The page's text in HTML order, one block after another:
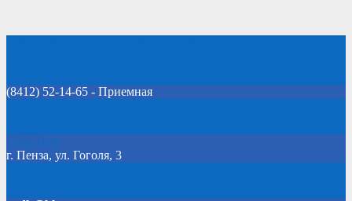
(8412) 52-14-65 - Приемная
Click Here
г. Пенза, ул. Гоголя, 3